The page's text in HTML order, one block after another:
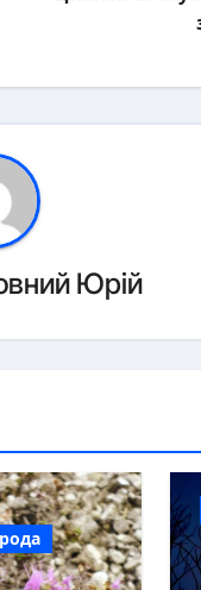
Юрій